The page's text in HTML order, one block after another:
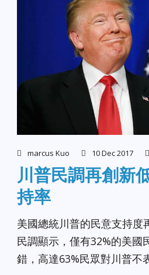
marcus Kuo 10 Dec 2017
川普民調再創新
持率
美國總統川普的民意支持度
民調顯示，僅有32%的美國
錯，高達63%民眾對川普不